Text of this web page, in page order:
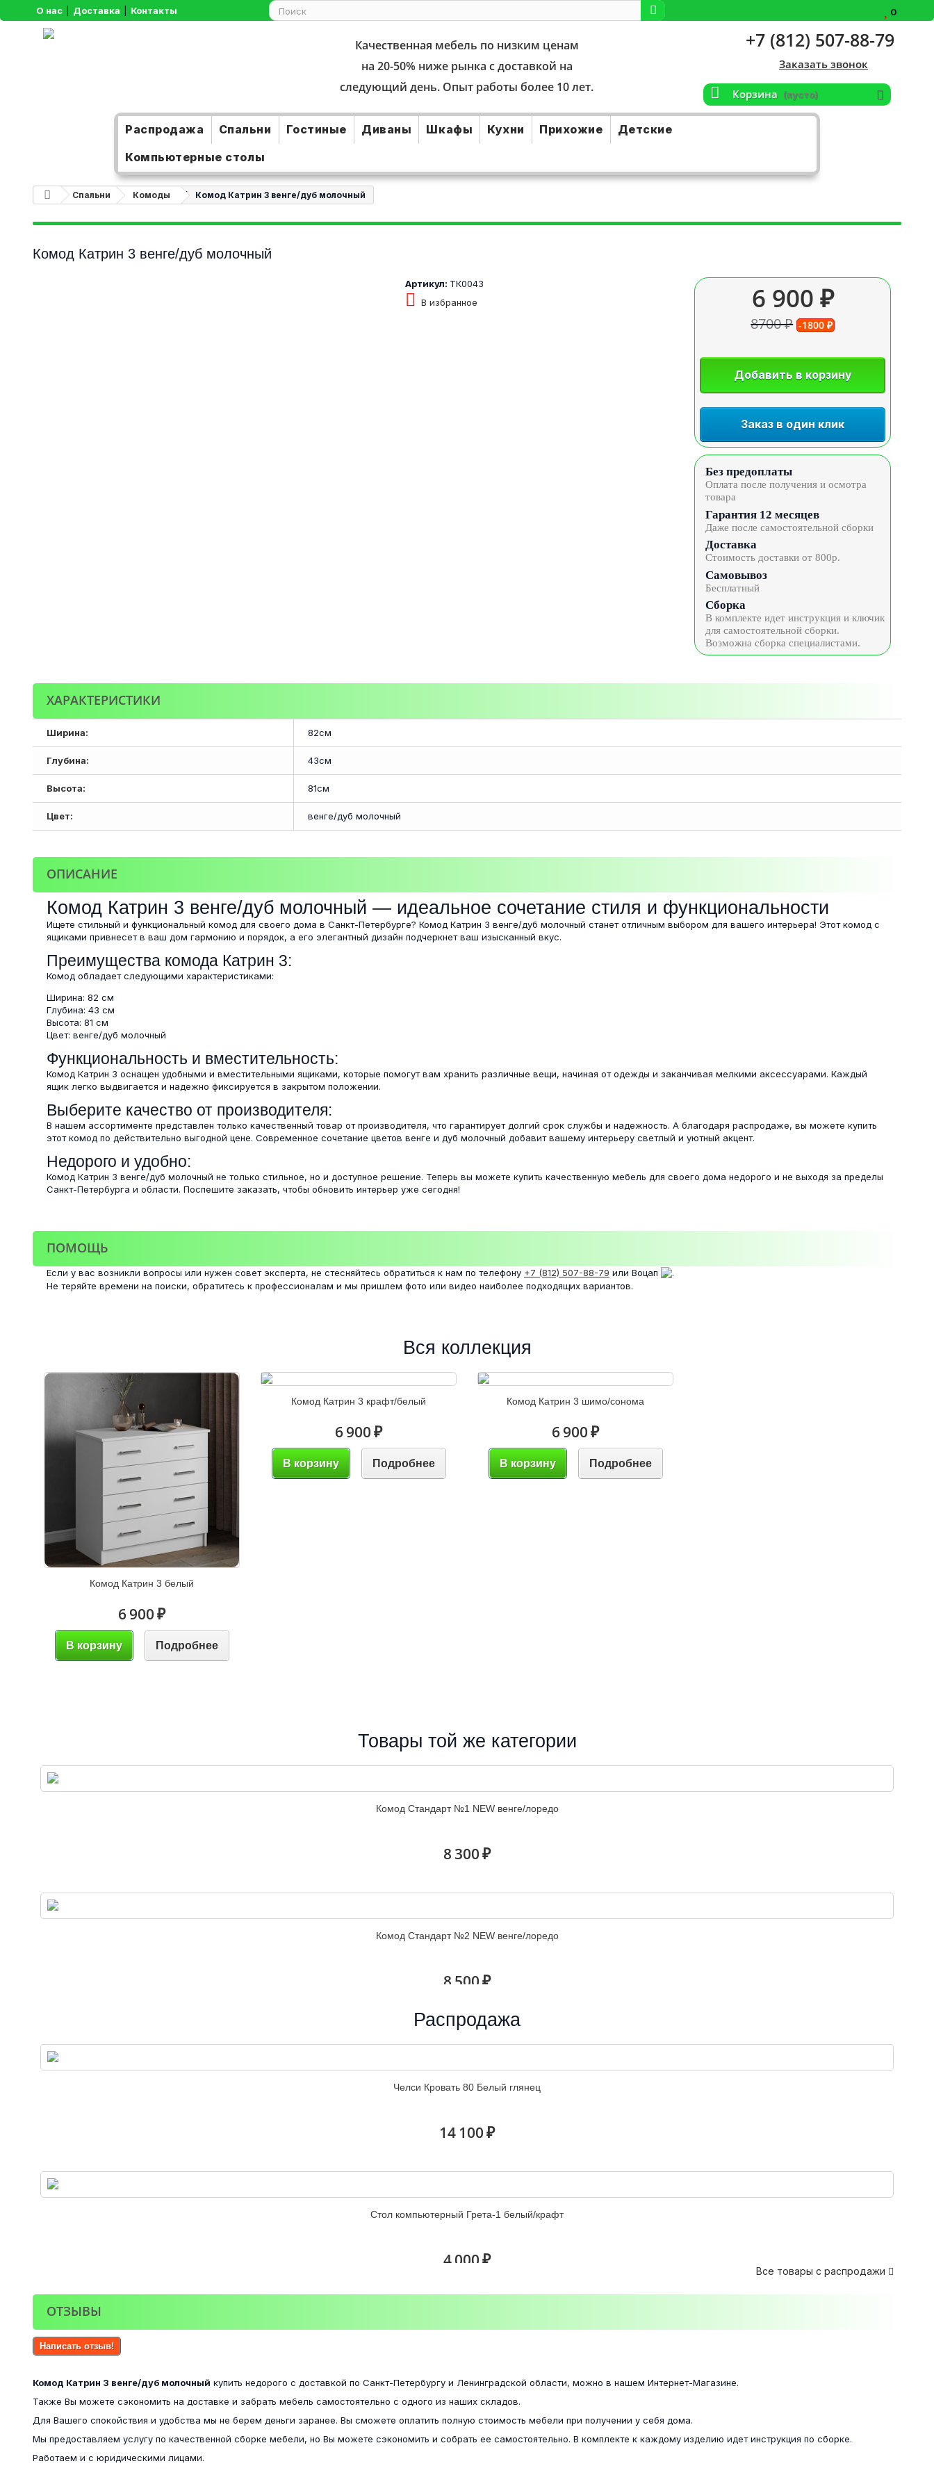
О нас Доставка Контакты 0
Качественная мебель по низким ценам
на 20-50% ниже рынка с доставкой на
следующий день. Опыт работы более 10 лет.
+7 (812) 507-88-79
Заказать звонок
Корзина (пусто)
Распродажа Спальни Гостиные Диваны Шкафы Кухни Прихожие
Детские
Компьютерные столы
Спальни Комоды Комод Катрин 3 венге/дуб молочный
Комод Катрин 3 венге/дуб молочный
Артикул: ТК0043
В избранное
6 900 ₽
8700 ₽ -1800 ₽
Добавить в корзину
Заказ в один клик
Без предоплаты
Оплата после получения и осмотра
товара
Гарантия 12 месяцев
Даже после самостоятельной сборки
Доставка
Стоимость доставки от 800р.
Самовывоз
Бесплатный
Сборка
В комплекте идет инструкция и ключик
для самостоятельной сборки.
Возможна сборка специалистами.
ХАРАКТЕРИСТИКИ
Ширина: 82см
Глубина: 43см
Высота: 81см
Цвет: венге/дуб молочный
ОПИСАНИЕ
Комод Катрин 3 венге/дуб молочный — идеальное сочетание стиля и функциональности
Ищете стильный и функциональный комод для своего дома в Санкт-Петербурге? Комод Катрин 3 венге/дуб молочный станет отличным выбором для вашего интерьера! Этот комод с
ящиками привнесет в ваш дом гармонию и порядок, а его элегантный дизайн подчеркнет ваш изысканный вкус.
Преимущества комода Катрин 3:
Комод обладает следующими характеристиками:
Ширина: 82 см
Глубина: 43 см
Высота: 81 см
Цвет: венге/дуб молочный
Функциональность и вместительность:
Комод Катрин 3 оснащен удобными и вместительными ящиками, которые помогут вам хранить различные вещи, начиная от одежды и заканчивая мелкими аксессуарами. Каждый
ящик легко выдвигается и надежно фиксируется в закрытом положении.
Выберите качество от производителя:
В нашем ассортименте представлен только качественный товар от производителя, что гарантирует долгий срок службы и надежность. А благодаря распродаже, вы можете купить
этот комод по действительно выгодной цене. Современное сочетание цветов венге и дуб молочный добавит вашему интерьеру светлый и уютный акцент.
Недорого и удобно:
Комод Катрин 3 венге/дуб молочный не только стильное, но и доступное решение. Теперь вы можете купить качественную мебель для своего дома недорого и не выходя за пределы
Санкт-Петербурга и области. Поспешите заказать, чтобы обновить интерьер уже сегодня!
ПОМОЩЬ
Если у вас возникли вопросы или нужен совет эксперта, не стесняйтесь обратиться к нам по телефону +7 (812) 507-88-79 или Воцап
.
Не теряйте времени на поиски, обратитесь к профессионалам и мы пришлем фото или видео наиболее подходящих вариантов.
Вся коллекция
Комод Катрин 3 белый
6 900 ₽
В корзину Подробнее
Комод Катрин 3 крафт/белый
6 900 ₽
В корзину Подробнее
Комод Катрин 3 шимо/сонома
6 900 ₽
В корзину Подробнее
Товары той же категории
Комод Стандарт №1 NEW венге/лоредо
8 300 ₽
Комод Стандарт №2 NEW венге/лоредо
8 500 ₽
Комод Стандарт №6 NEW венге/лоредо
Распродажа
Челси Кровать 80 Белый глянец
14 100 ₽
Стол компьютерный Грета-1 белый/крафт
4 000 ₽
13 200 ₽
Все товары с распродажи 
ОТЗЫВЫ
Написать отзыв!
Комод Катрин 3 венге/дуб молочный купить недорого с доставкой по Санкт-Петербургу и Ленинградской области, можно в нашем Интернет-Магазине.
Также Вы можете сэкономить на доставке и забрать мебель самостоятельно с одного из наших складов.
Для Вашего спокойствия и удобства мы не берем деньги заранее. Вы сможете оплатить полную стоимость мебели при получении у себя дома.
Мы предоставляем услугу по качественной сборке мебели, но Вы можете сэкономить и собрать ее самостоятельно. В комплекте к каждому изделию идет инструкция по сборке.
Работаем и с юридическими лицами.